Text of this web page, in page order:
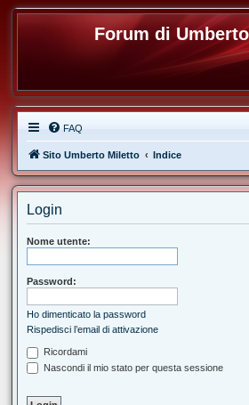
Forum di
FAQ
Sito Umberto Miletto Indice
Login
Nome utente:
Password:
Ho dimenticato la password
Rispedisci l’email di attivazione
Ricordami
Nascondi il mio stato per questa sessione